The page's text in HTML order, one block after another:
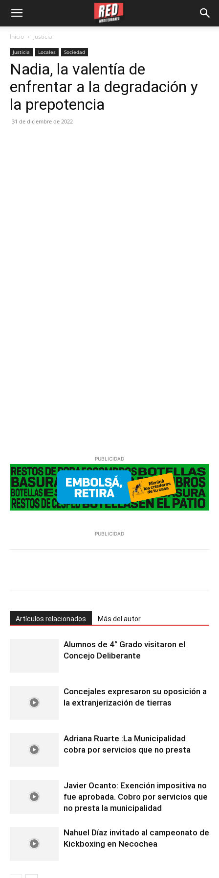
Inicio Justicia
Justicia Locales Sociedad
Nadia, la valentía de
enfrentar a la degradación y
la prepotencia
31 de diciembre de 2022
PUBLICIDAD
PUBLICIDAD
Artículos relacionados Más del autor
Alumnos de 4° Grado visitaron el
Concejo Deliberante
Concejales expresaron su oposición a
la extranjerización de tierras
Adriana Ruarte :La Municipalidad
cobra por servicios que no presta
Javier Ocanto: Exención impositiva no
fue aprobada. Cobro por servicios que
no presta la municipalidad
Nahuel Díaz invitado al campeonato de
Kickboxing en Necochea